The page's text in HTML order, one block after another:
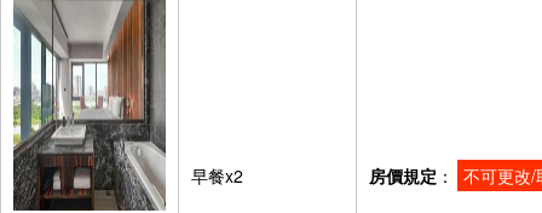
早餐x2 房價規定 ： 不可更改/